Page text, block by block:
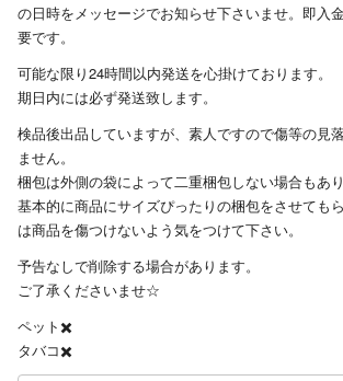
の日時をメッセージでお知らせ下さいませ。即入
要です。
可能な限り24時間以内発送を心掛けております。
期日内には必ず発送致します。
検品後出品していますが、素人ですので傷等の見
ません。
梱包は外側の袋によって二重梱包しない場合もあり
基本的に商品にサイズぴったりの梱包をさせても
は商品を傷つけないよう気をつけて下さい。
予告なしで削除する場合があります。
ご了承くださいませ☆
ペット✖️
タバコ✖️